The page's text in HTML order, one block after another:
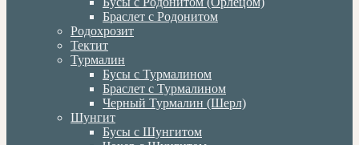
Браслет с Родонитом
Родохрозит
Тектит
Турмалин
Бусы с Турмалином
Браслет с Турмалином
Черный Турмалин (Шерл)
Шунгит
Бусы с Шунгитом